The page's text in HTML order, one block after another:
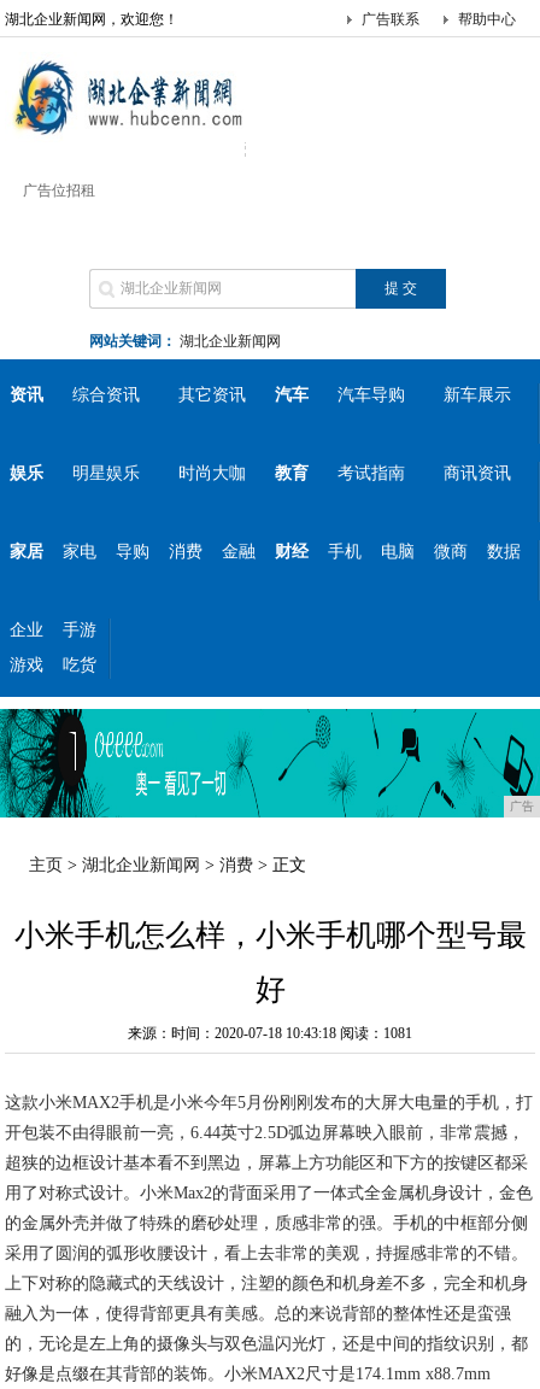
湖北企业新闻网，欢迎您！ 帮助中心
广告联系
广告位招租
网站关键词： 湖北企业新闻网
资讯 综合资讯 其它资讯 汽车 汽车导购 新车展示
娱乐 明星娱乐 时尚大咖 教育 考试指南 商讯资讯
家居 家电 导购 消费 金融 财经 手机 电脑 微商 数据
企业
手游
游戏
吃货
广告
主页 >湖北企业新闻网 >消费 > 正文
小米手机怎么样，小米手机哪个型号最
好
来源：时间：2020-07-18 10:43:18 阅读：1081
这款小米MAX2手机是小米今年5月份刚刚发布的大屏大电量的手机，打
开包装不由得眼前一亮，6.44英寸2.5D弧边屏幕映入眼前，非常震撼，
超狭的边框设计基本看不到黑边，屏幕上方功能区和下方的按键区都采
用了对称式设计。小米Max2的背面采用了一体式全金属机身设计，金色
的金属外壳并做了特殊的磨砂处理，质感非常的强。手机的中框部分侧
采用了圆润的弧形收腰设计，看上去非常的美观，持握感非常的不错。
上下对称的隐藏式的天线设计，注塑的颜色和机身差不多，完全和机身
融入为一体，使得背部更具有美感。总的来说背部的整体性还是蛮强
的，无论是左上角的摄像头与双色温闪光灯，还是中间的指纹识别，都
好像是点缀在其背部的装饰。小米MAX2尺寸是174.1mm x88.7mm